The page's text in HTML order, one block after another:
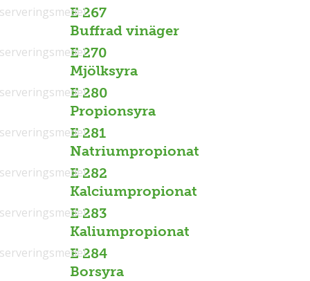
E 267
Buffrad vinäger
E 270
Mjölksyra
E 280
Propionsyra
E 281
Natriumpropionat
E 282
Kalciumpropionat
E 283
Kaliumpropionat
E 284
Borsyra